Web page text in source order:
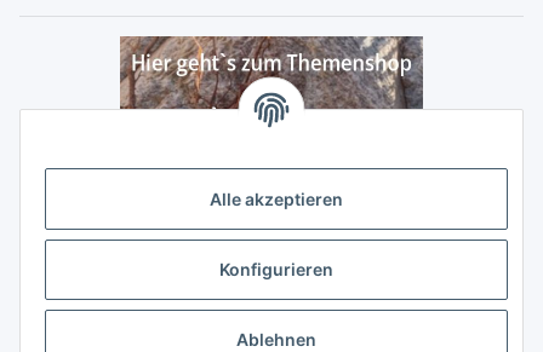
Alle akzeptieren
Konfigurieren
Ablehnen